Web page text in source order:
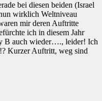
bei diesen beiden (Israel
wirklich Weltniveau
mir deren Auftritte
ich in diesem Jahr
B auch wieder…., leider! Ich
Kurzer Auftritt, weg sind